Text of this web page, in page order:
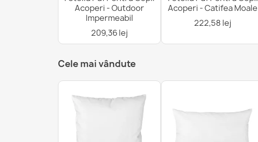
Acoperi - Outdoor
Impermeabil
209,36 lej
Acoperi - Catifea Moale
222,58 lej
Cele mai vândute